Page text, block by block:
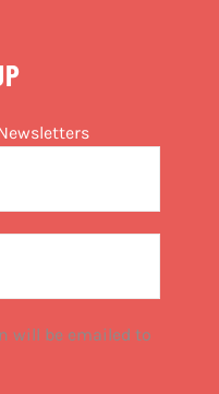
will be emailed to